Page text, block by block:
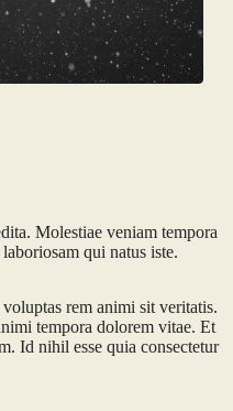
Molestiae veniam tempora
qui natus iste.
rem animi sit veritatis.
tempora dolorem vitae. Et
Id nihil esse quia consectetur